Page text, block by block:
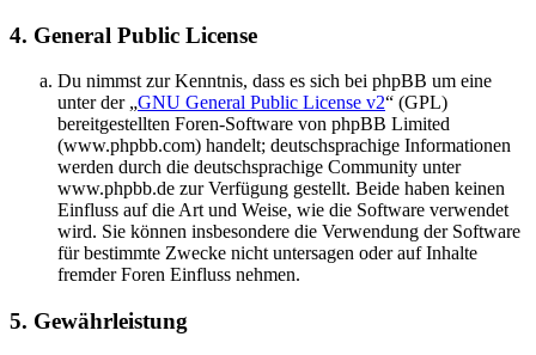
4. General Public License
Du nimmst zur Kenntnis, dass es sich bei phpBB um eine
unter der „GNU General Public License v2“ (GPL)
bereitgestellten Foren-Software von phpBB Limited
(www.phpbb.com) handelt; deutschsprachige Informationen
werden durch die deutschsprachige Community unter
www.phpbb.de zur Verfügung gestellt. Beide haben keinen
Einfluss auf die Art und Weise, wie die Software verwendet
wird. Sie können insbesondere die Verwendung der Software
für bestimmte Zwecke nicht untersagen oder auf Inhalte
fremder Foren Einfluss nehmen.
5. Gewährleistung